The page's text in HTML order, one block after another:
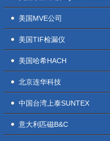
美国MVE公司
美国TIF检漏仪
美国哈希HACH
北京连华科技
中国台湾上泰SUNTEX
意大利匹磁B&C